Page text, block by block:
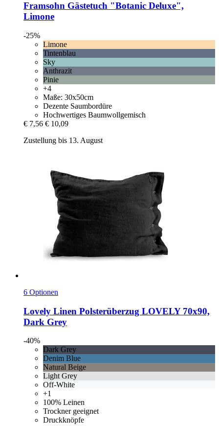
Framsohn Gästetuch "Botanic Deluxe",
Limone
-25%
Limone
Tintenblau
Sky
Anthrazit
Pinie
+4
Maße: 30x50cm
Dezente Saumbordüre
Hochwertiges Baumwollgemisch
€ 7,56 € 10,09
Zustellung bis 13. August
6 Optionen
Lovely Linen Polsterüberzug LOVELY 70x90,
Dark Grey
-40%
Dark Grey
Denim Blue
Natural Beige
Light Grey
Off-White
+1
100% Leinen
Trockner geeignet
Druckknöpfe